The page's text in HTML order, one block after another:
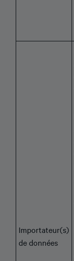
Importateur(s)
de données